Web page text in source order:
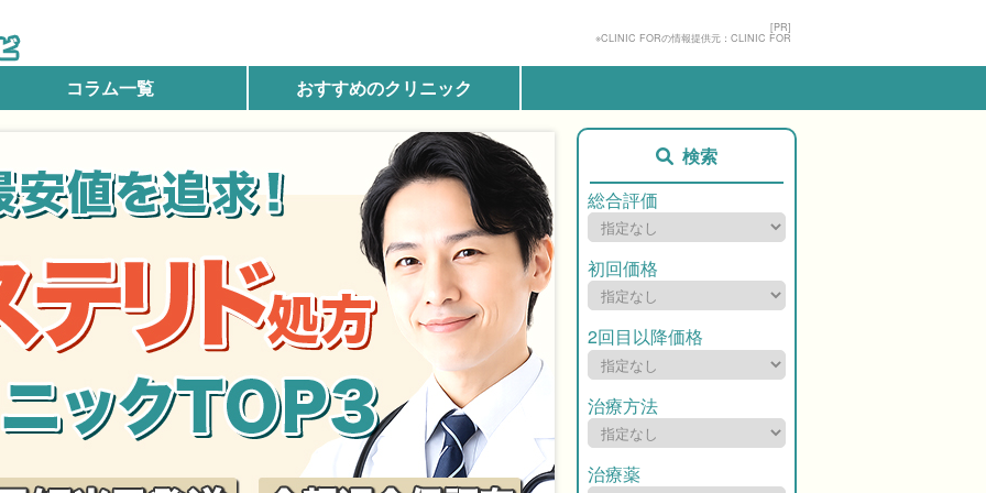
[PR]
※CLINIC FORの情報提供元：CLINIC FOR
コラム一覧 おすすめのクリニック
検索
総合評価
初回価格
2回目以降価格
治療方法
治療薬